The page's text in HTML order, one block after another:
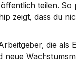
teilen. So
zeigt, dass du
die als